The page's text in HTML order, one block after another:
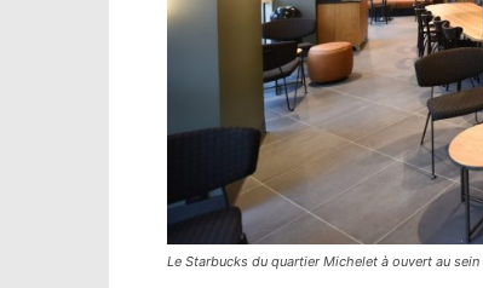
Le Starbucks du quartier Michelet à ouvert au